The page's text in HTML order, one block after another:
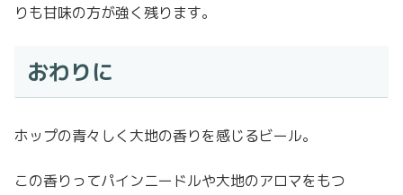
りも甘味の方が強く残ります。
おわりに
ホップの青々しく大地の香りを感じるビール。
この香りってパインニードルや大地のアロマをもつ